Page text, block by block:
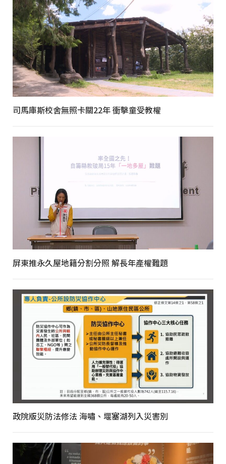
司馬庫斯校舍無照卡關22年 衝擊童受教權
屏東推永久屋地籍分割分照 解長年產權難題
政院版災防法修法 海嘯、堰塞湖列入災害別